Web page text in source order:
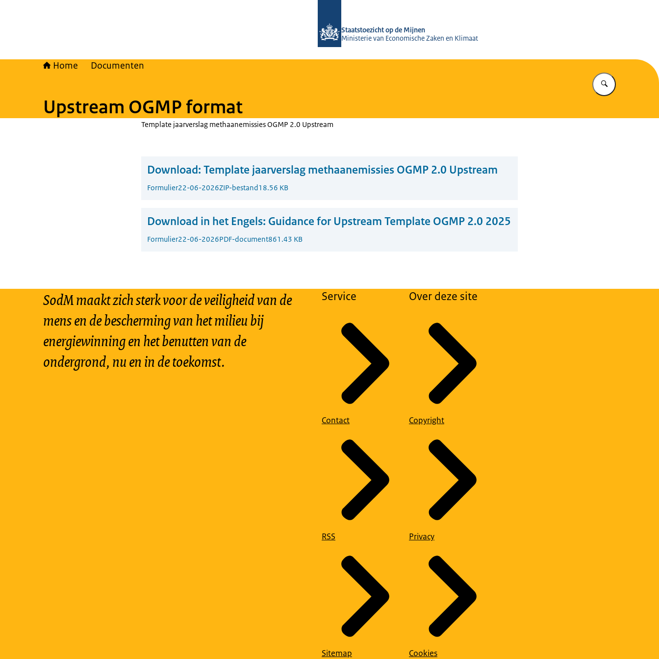
Staatstoezicht op de Mijnen
Ministerie van Economische Zaken en Klimaat
Home Documenten
Vul in wat u
Upstream OGMP format
Template jaarverslag methaanemissies OGMP 2.0 Upstream
Download: Template jaarverslag methaanemissies OGMP 2.0 Upstream
Formulier22-06-2026ZIP-bestand18.56 KB
Download in het Engels: Guidance for Upstream Template OGMP 2.0 2025
Formulier22-06-2026PDF-document861.43 KB
SodM maakt zich sterk voor de veiligheid van de
mens en de bescherming van het milieu bij
energiewinning en het benutten van de
ondergrond, nu en in de toekomst.
Service
Contact
RSS
Sitemap
Over deze site
Copyright
Privacy
Cookies